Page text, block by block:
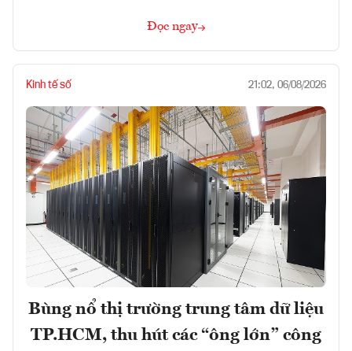
Đọc ngay
Kinh tế số 21:02, 06/08/2026
Bùng nổ thị trường trung tâm dữ liệu
TP.HCM, thu hút các “ông lớn” công